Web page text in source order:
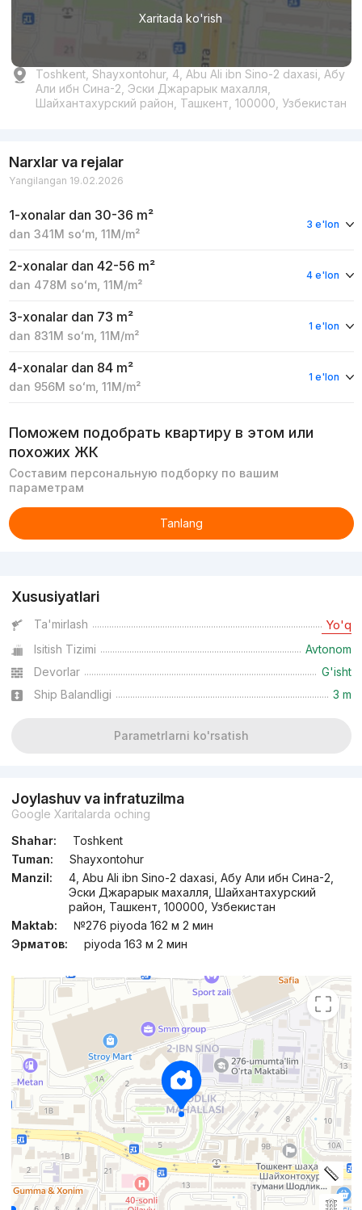
Xaritada ko'rish
Toshkent, Shayxontohur, 4, Abu Ali ibn Sino-2 daxasi, Абу
Али ибн Сина-2, Эски Джарарык махалля,
Шайхантахурский район, Ташкент, 100000, Узбекистан
Narxlar va rejalar
Yangilangan 19.02.2026
1-xonalar dan 30-36 m²
dan 341M soʻm, 11M/m²
3 e'lon
2-xonalar dan 42-56 m²
dan 478M soʻm, 11M/m²
4 e'lon
3-xonalar dan 73 m²
dan 831M soʻm, 11M/m²
1 e'lon
4-xonalar dan 84 m²
dan 956M soʻm, 11M/m²
1 e'lon
Поможем подобрать квартиру в этом или
похожих ЖК
Составим персональную подборку по вашим
параметрам
Tanlang
Xususiyatlari
Ta'mirlash Yo'q
Isitish Tizimi
Avtonom
Devorlar
G'isht
Ship Balandligi
3 m
Parametrlarni ko'rsatish
Joylashuv va infratuzilma
Google Xaritalarda oching
Shahar:
Toshkent
Tuman:
Shayxontohur
Manzil:
4, Abu Ali ibn Sino-2 daxasi, Абу Али ибн Сина-2,
Эски Джарарык махалля, Шайхантахурский
район, Ташкент, 100000, Узбекистан
Maktab:
№276 piyoda 162 м 2 мин
Эрматов:
piyoda 163 м 2 мин